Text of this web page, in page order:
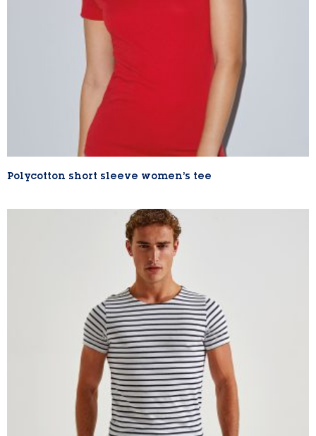
Polycotton short sleeve women’s tee